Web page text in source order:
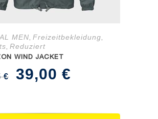
MEN, Freizeitbekleidung,
, Reduziert
WIND JACKET
€
Ursprünglicher
39,00 €